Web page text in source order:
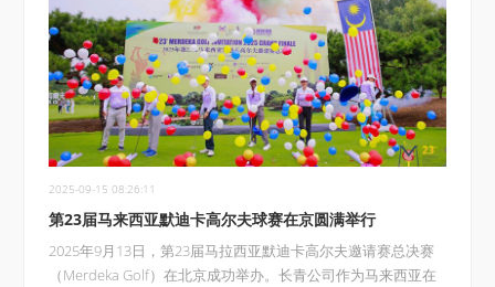
2025-09-15 08:26:11
第23届马来西亚默迪卡高尔夫球赛在京圆满举行
2025年9月13日，第23届马拉西亚默迪卡高尔夫邀请赛总决赛
（Merdeka Golf）在北京成功举办。长青公司作为马来西亚在